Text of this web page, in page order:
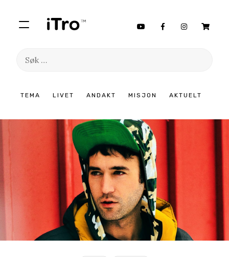
TEMA LIVET ANDAKT MISJON AKTUELT
Søk
innhold